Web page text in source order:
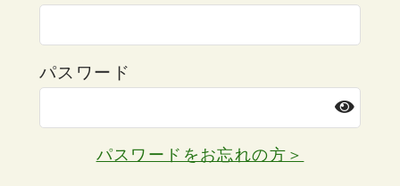
パスワード
パスワードをお忘れの方＞